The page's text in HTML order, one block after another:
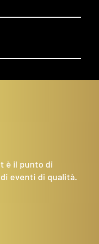
è il punto di
eventi di qualità.